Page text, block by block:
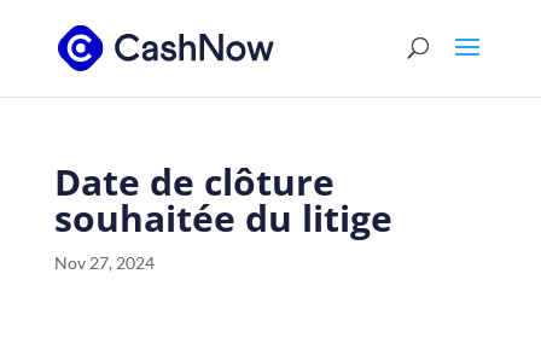
Date de clôture
souhaitée du litige
Nov 27, 2024